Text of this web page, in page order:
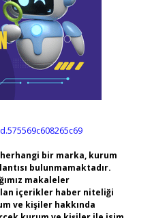
bir marka, kurum
bulunmamaktadır.
makaleler
içerikler haber niteliği
ve kişiler hakkında